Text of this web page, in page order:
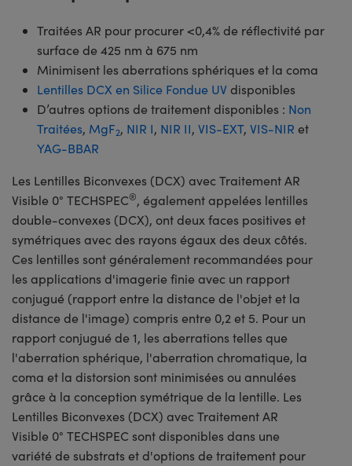
Traitées AR pour procurer <0,4% de réflectivité par
surface de 425 nm à 675 nm
Minimisent les aberrations sphériques et la coma
Lentilles DCX en Silice Fondue UV disponibles
D’autres options de traitement disponibles : Non
Traitées, MgF2, NIR I, NIR II, VIS-EXT, VIS-NIR et
YAG-BBAR
Les Lentilles Biconvexes (DCX) avec Traitement AR
Visible 0° TECHSPEC®, également appelées lentilles
double-convexes (DCX), ont deux faces positives et
symétriques avec des rayons égaux des deux côtés.
Ces lentilles sont généralement recommandées pour
les applications d'imagerie finie avec un rapport
conjugué (rapport entre la distance de l'objet et la
distance de l'image) compris entre 0,2 et 5. Pour un
rapport conjugué de 1, les aberrations telles que
l'aberration sphérique, l'aberration chromatique, la
coma et la distorsion sont minimisées ou annulées
grâce à la conception symétrique de la lentille. Les
Lentilles Biconvexes (DCX) avec Traitement AR
Visible 0° TECHSPEC sont disponibles dans une
variété de substrats et d'options de traitement pour